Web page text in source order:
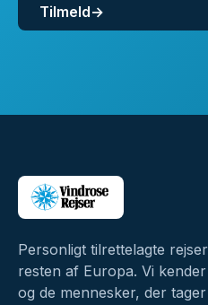
Tilmeld→
Personligt tilrettelagte
resten af Europa. Vi
og de mennesker, der tager